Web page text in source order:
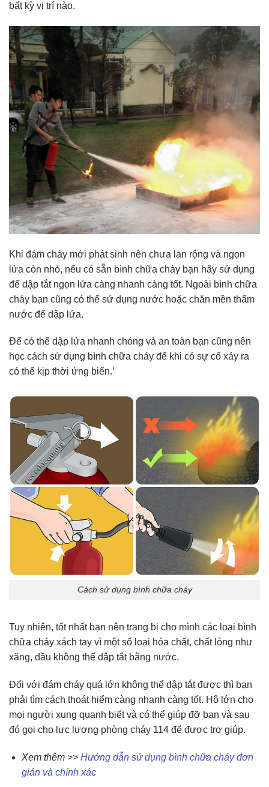
bất kỳ vị trí nào.
Khi đám cháy mới phát sinh nên chưa lan rộng và ngọn
lửa còn nhỏ, nếu có sẵn bình chữa cháy bạn hãy sử dụng
để dập tắt ngọn lửa càng nhanh càng tốt. Ngoài bình chữa
cháy bạn cũng có thể sử dụng nước hoặc chăn mền thấm
nước để dập lửa.
Để có thể dập lửa nhanh chóng và an toàn bạn cũng nên
học cách sử dụng bình chữa cháy để khi có sự cố xảy ra
có thể kịp thời ứng biến.’
Cách sử dụng bình chữa cháy
Tuy nhiên, tốt nhất bạn nên trang bị cho mình các loại bình
chữa cháy xách tay vì một số loại hóa chất, chất lỏng như
xăng, dầu không thể dập tắt bằng nước.
Đối với đám cháy quá lớn không thể dập tắt được thì bạn
phải tìm cách thoát hiểm càng nhanh càng tốt. Hô lớn cho
mọi người xung quanh biết và có thể giúp đỡ bạn và sau
đó gọi cho lực lượng phòng cháy 114 để được trợ giúp.
Xem thêm >> Hướng dẫn sử dụng bình chữa cháy đơn
giản và chính xác